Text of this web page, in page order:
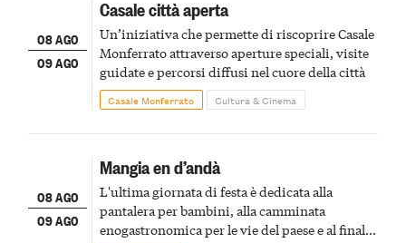
08 AGO
09 AGO
Casale città aperta
Un’iniziativa che permette di riscoprire Casale
Monferrato attraverso aperture speciali, visite
guidate e percorsi diffusi nel cuore della città
Casale Monferrato Cultura & Cinema
08 AGO
09 AGO
Mangia en d’andà
L'ultima giornata di festa è dedicata alla
pantalera per bambini, alla camminata
enogastronomica per le vie del paese e al finale